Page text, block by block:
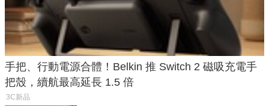
手把、行動電源合體！Belkin 推 Switch 2 磁吸充電手
把殼，續航最高延長 1.5 倍
3C新品